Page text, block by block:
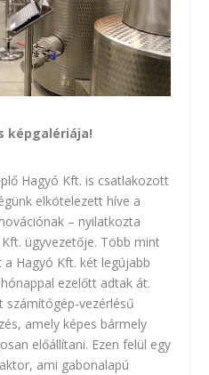
képgalériája!
Hagyó Kft. is csatlakozott
elkötelezett híve a
– nyilatkozta
ügyvezetője. Több mint
Hagyó Kft. két legújabb
ezelőtt adtak át.
számítógép-vezérlésű
amely képes bármely
előállítani. Ezen felül egy
ami gabonalapú